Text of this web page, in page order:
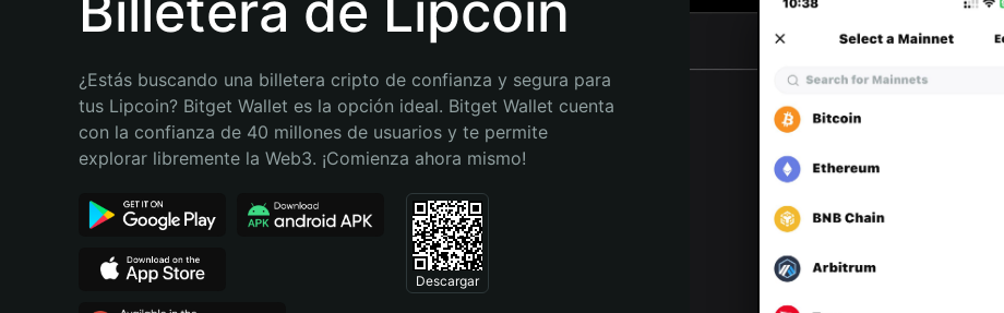
Bahasa Indonesia
Português (Brasil)
¿Estás buscando una billetera cripto de confianza y segura para
tus Lipcoin? Bitget Wallet es la opción ideal. Bitget Wallet cuenta
con la confianza de 40 millones de usuarios y te permite
explorar libremente la Web3. ¡Comienza ahora mismo!
Descargar